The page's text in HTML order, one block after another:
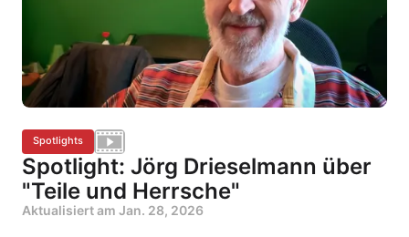
Spotlights
Spotlight: Jörg Drieselmann über
"Teile und Herrsche"
Aktualisiert am Jan. 28, 2026